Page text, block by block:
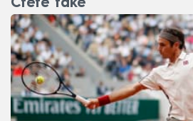
Čtěte také